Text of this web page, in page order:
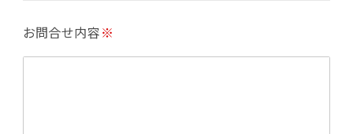
・メールマガジンの配信
・本サービスに関する規約等の変更の通知
お問合せ内容※